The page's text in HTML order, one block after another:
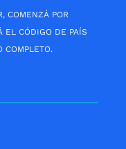
COMENZÁ POR
EL CÓDIGO DE PAÍS
COMPLETO.